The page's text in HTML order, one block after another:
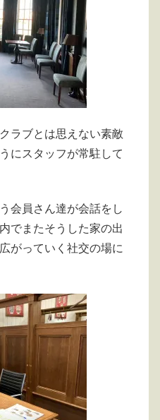
ラブとは思えない素敵
にスタッフが常駐して
会員さん達が会話をし
でまたそうした家の出
がっていく社交の場に